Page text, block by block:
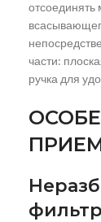
отсоединять
части:
ручка для
фильтр